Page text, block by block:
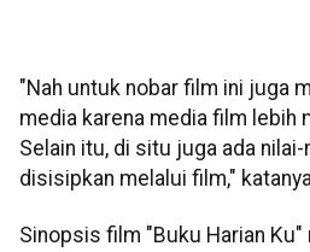
"Nah untuk nobar film ini juga
media karena media film lebih
Selain itu, di situ juga ada nilai-
disisipkan melalui film,"
Sinopsis film "Buku Harian